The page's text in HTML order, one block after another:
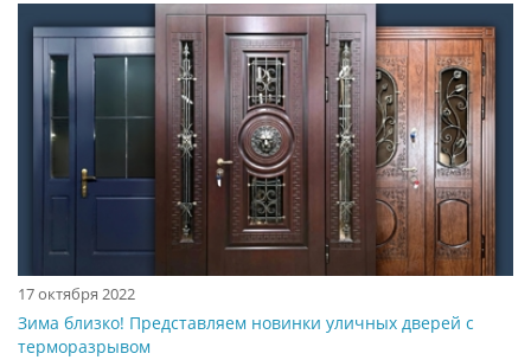
17 октября 2022
Зима близко! Представляем новинки уличных дверей с
терморазрывом